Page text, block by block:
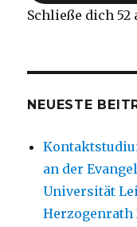
Schließe dich 52
NEUESTE
an der
Universität
Herzogenrath